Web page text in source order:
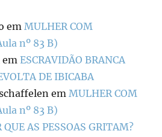
emMULHER COM
nº 83 B)
emESCRAVIDÃO BRANCA
DE IBICABA
emMULHER COM
nº 83 B)
QUE AS PESSOAS GRITAM?